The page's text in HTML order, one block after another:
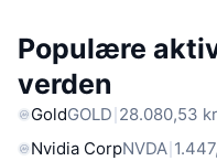
Populære
verden
GoldGOLD 28.080,53
Nvidia CorpNVDA